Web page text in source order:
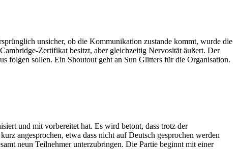
unsicher, ob die Kommunikation zustande kommt, wurde die
Zertifikat besitzt, aber gleichzeitig Nervosität äußert. Der
folgen sollen. Ein Shoutout geht an Sun Glitters für die Organisation.
und mit vorbereitet hat. Es wird betont, dass trotz der
angesprochen, etwa dass nicht auf Deutsch gesprochen werden
neun Teilnehmer unterzubringen. Die Partie beginnt mit einer